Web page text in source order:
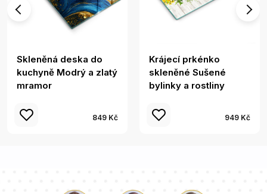
Skleněná deska do
kuchyně Modrý a zlatý
mramor
849 Kč
Krájecí prkénko
skleněné Sušené
bylinky a rostliny
949 Kč